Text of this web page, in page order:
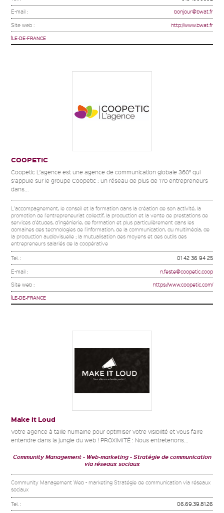
E-mail : bonjour@bwat.fr
Site web : http://www.bwat.fr
ÎLE-DE-FRANCE
COOPETIC
Coopetic L’agence est une agence de communication globale 360° qui
s’appuie sur le groupe Coopetic : un réseau de plus de 170 entrepreneurs
dans...
L'accompagnement, le conseil et la formation dans la création de son activité, la
promotion de l'entrepreneuriat collectif, la production et la vente de prestations de
services d'études, d'ingénierie, de formation et plus particulièrement dans les
domaines des technologies de l'information, de la communication, du multimédia, de
la production audiovisuelle ; la mutualisation des moyens et des outils des
entrepreneurs salariés de la coopérative
Tel. : 01 42 36 94 25
E-mail : n.feste@coopetic.coop
Site web : https://www.coopetic.com/
ÎLE-DE-FRANCE
Make it Loud
Votre agence à taille humaine pour optimiser votre visibilité et vous faire
entendre dans la jungle du web ! PROXIMITÉ : Nous entretenons...
Community Management Web-marketing
Stratégie de communication
via réseaux sociaux
Community Management Web - marketing Stratégie de communication via réseaux
sociaux
Tel. : 06.69.39.81.26